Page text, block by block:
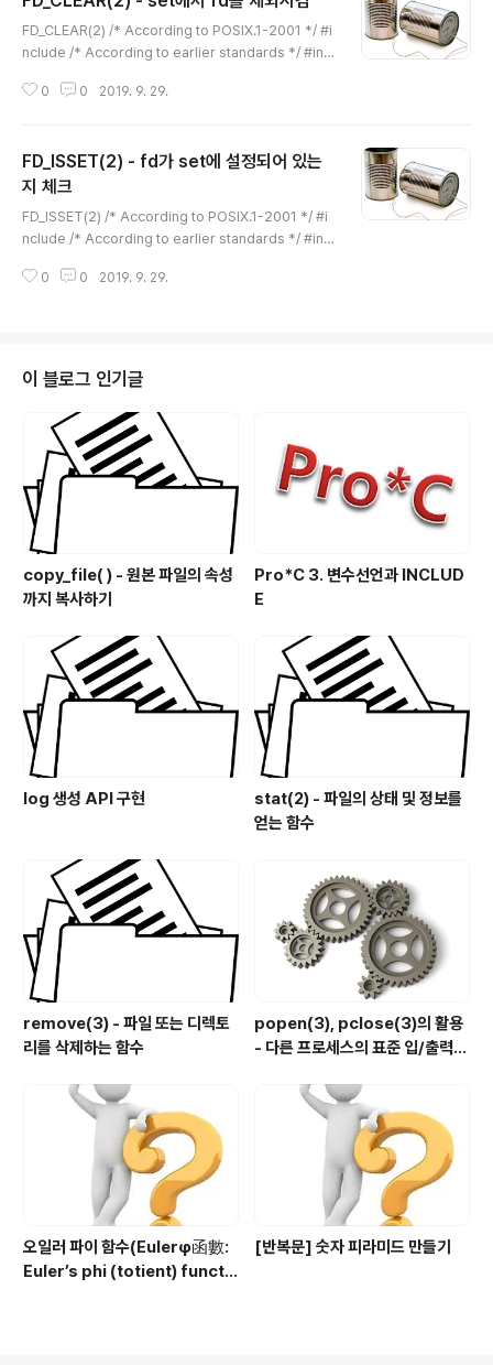
_set에 fd를 추가합니다. 파라미터 fd - set에 추가할 file
descriptor set - fd를 추가할 fd_set - read용/write
FD_CLEAR(2) /* According to POSIX.1-2001 */ #i
nclude /* According to earlier standards */ #incl
set *set); fd_set은 여러개의 fd(file descriptor)를 s
생한 fd인지 여부를 기록하는 구조체입니다. set에 포함된
fd를 제거합니다. fd를 모니터링 대상에서 제외시킵니다.
t(2)함수를 실행할 때 마다 FD_ZERO(2), FD_SE..
0 0 2019. 9. 29.
FD_ISSET(2) - fd가 set에 설정되어 있는
지 체크
FD_ISSET(2) /* According to POSIX.1-2001 */ #i
nclude /* According to earlier standards */ #incl
et *set); fd_set은 여러개의 fd(file descriptor)를 se
포함되어 있는 지를 확인하는 함수입니다. select(2)함수
가 호출된 후에는 처리가 가능한 fd만 남게되므로 읽기 또
는 쓰기 준비가 되어 있는 지 여부를 알 수 있습니다. 파라
미터 ..
0 0 2019. 9. 29.
이 블로그 인기글
copy_file( ) - 원본 파일의 속성
까지 복사하기
Pro*C 3. 변수선언과 INCLUD
E
log 생성 API 구현
stat(2) - 파일의 상태 및 정보를
얻는 함수
remove(3) - 파일 또는 디렉토
리를 삭제하는 함수
popen(3), pclose(3)의 활용
- 다른 프로세스의 표준 입/출력
오일러 파이 함수(Eulerφ函數:
Euler’s phi (totient) functi
[반복문] 숫자 피라미드 만들기